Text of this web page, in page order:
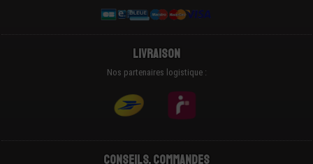
Livraison
Nos partenaires logistique :
Conseils, Commandes